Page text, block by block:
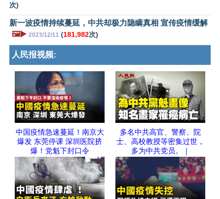
次)
新一波疫情持续蔓延，中共却极力隐瞒真相 宣传疫情缓解
🖼️▶️ 2023/12/11 (181,982次)
人民报视频:
中国疫情急速蔓延！南京大
爆发 东莞停课 深圳医院挤
爆！党魁下封口令
多名中共高官、警察、院
士、高校教授等密集过世，
多为中共党员。｜